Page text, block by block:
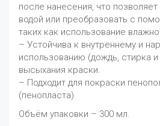
после нанесения, что
водой или преобразовать с
таких как использование
– Устойчива к внутреннему и
использованию (дождь, стирка
высыхания краски.
– Подходит для покраски
(пенопласта)
Объём упаковки – 300 мл.